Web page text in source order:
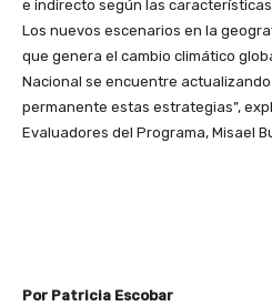
e indirecto según las
Los nuevos escenarios en la
que genera el cambio climático
Nacional se encuentre
permanente estas estrategias”,
Evaluadores del Programa, Misael
Por Patricia Escobar